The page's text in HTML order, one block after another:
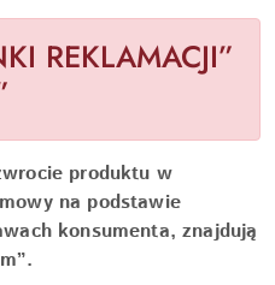
REKLAMACJI”
produktu w
na podstawie
konsumenta, znajdują